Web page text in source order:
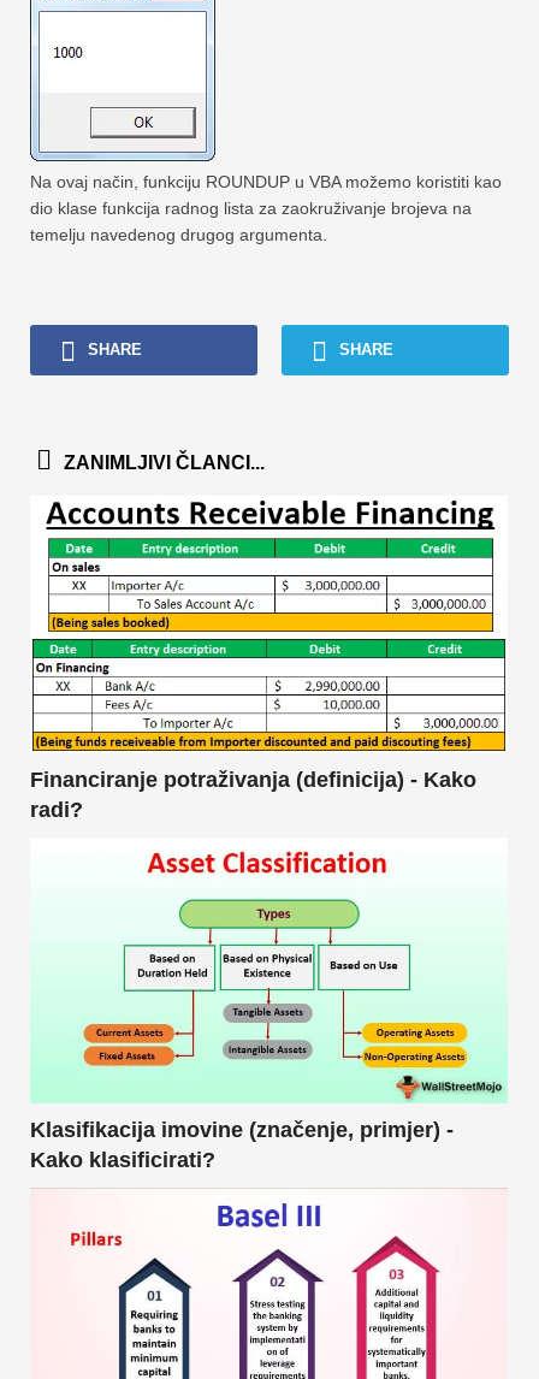
Na ovaj način, funkciju ROUNDUP u VBA možemo koristiti kao
dio klase funkcija radnog lista za zaokruživanje brojeva na
temelju navedenog drugog argumenta.
SHARE SHARE
ZANIMLJIVI ČLANCI...
Financiranje potraživanja (definicija) - Kako
radi?
Klasifikacija imovine (značenje, primjer) -
Kako klasificirati?